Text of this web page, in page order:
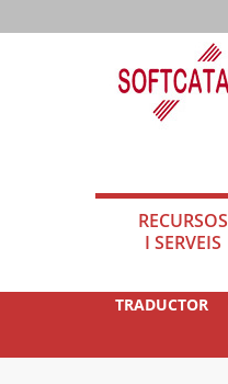
RECURSOS
I SERVEIS
TRADUCTOR